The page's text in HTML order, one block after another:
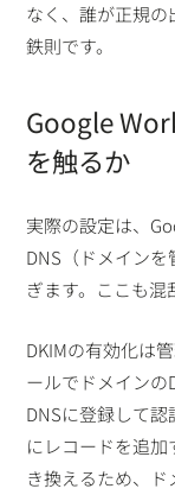
なく、誰が正規
鉄則です。
Google
を触るか
実際の設定は、
DNS（ドメイン
ぎます。ここも混
DKIMの有効化は
ールでドメインの
DNSに登録して認
にレコードを追
き換えるため、